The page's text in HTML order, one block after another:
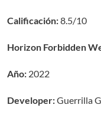
Calificación:8.5/10
Horizon Forbidden
Año: 2022
Developer:Guerrilla